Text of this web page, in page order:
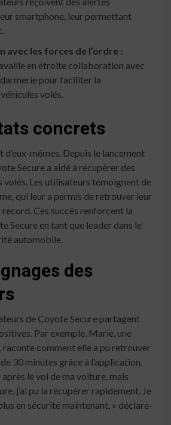
smartphone, leur permettant
avec les forces de l’ordre :
en étroite collaboration avec
pour faciliter la
volés.
concrets
d’eux-mêmes. Depuis le lancement
Secure a aidé à récupérer des
volés. Les utilisateurs témoignent de
qui leur a permis de retrouver leur
Ces succès renforcent la
Secure en tant que leader dans le
automobile.
des
de Coyote Secure partagent
Par exemple, Marie, une
comment elle a pu retrouver
30 minutes grâce à l’application.
après le vol de ma voiture, mais
j’ai pu la récupérer rapidement. Je
en sécurité maintenant, » déclare-